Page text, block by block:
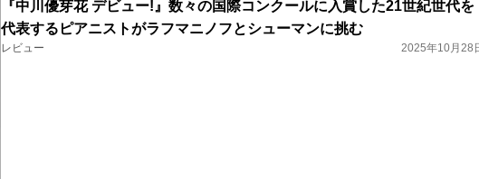
『中川優芽花 デビュー!』数々の国際コンクールに入賞した21世紀世代を
代表するピアニストがラフマニノフとシューマンに挑む
レビュー 2025年10月28